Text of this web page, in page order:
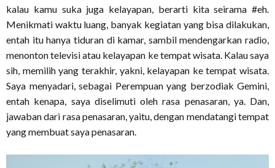
kalau kamu suka juga kelayapan, berarti kita seirama #eh.
Menikmati waktu luang, banyak kegiatan yang bisa dilakukan,
entah itu hanya tiduran di kamar, sambil mendengarkan radio,
menonton televisi atau kelayapan ke tempat wisata. Kalau saya
sih, memilih yang terakhir, yakni, kelayapan ke tempat wisata.
Saya menyadari, sebagai Perempuan yang berzodiak Gemini,
entah kenapa, saya diselimuti oleh rasa penasaran, ya. Dan,
jawaban dari rasa penasaran, yaitu, dengan mendatangi tempat
yang membuat saya penasaran.